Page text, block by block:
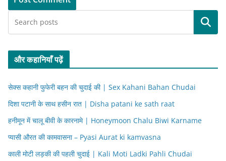
Search
और कहानियाँ पढ़ें
सेक्स कहानी फुफेरी बहन की चुदाई की | Sex Kahani Bahan Chudai
दिशा पटानी के साथ हसीन रात | Disha patani ke sath raat
हनीमून में चालू बीवी के कारनामे | Honeymoon Chalu Biwi Karname
प्यासी औरत की कामवासना – Pyasi Aurat ki kamvasna
काली मोटी लड़की की पहली चुदाई | Kali Moti Ladki Pahli Chudai